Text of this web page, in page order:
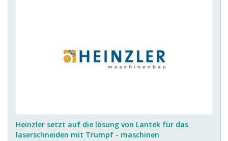
Heinzler setzt auf die lösung von Lantek für das
laserschneiden mit Trumpf - maschinen